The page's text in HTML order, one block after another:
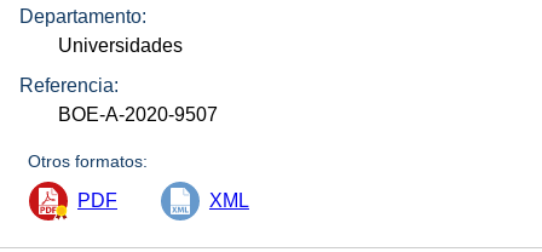
Departamento:
Universidades
Referencia:
BOE-A-2020-9507
Otros formatos:
PDF XML